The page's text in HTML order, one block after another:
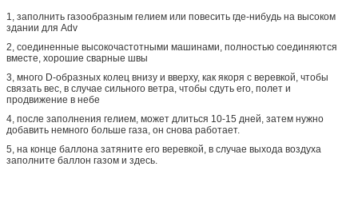
1, заполнить газообразным гелием или повесить где-нибудь на высоком
здании для Adv
2, соединенные высокочастотными машинами, полностью соединяются
вместе, хорошие сварные швы
3, много D-образных колец внизу и вверху, как якоря с веревкой, чтобы
связать вес, в случае сильного ветра, чтобы сдуть его, полет и
продвижение в небе
4, после заполнения гелием, может длиться 10-15 дней, затем нужно
добавить немного больше газа, он снова работает.
5, на конце баллона затяните его веревкой, в случае выхода воздуха
заполните баллон газом и здесь.